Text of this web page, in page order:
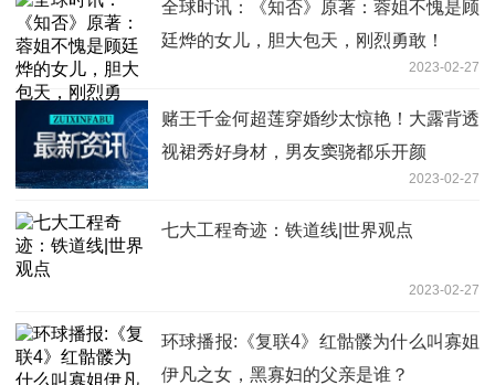
全球时讯：《知否》原著：蓉姐不愧是顾
廷烨的女儿，胆大包天，刚烈勇敢！
2023-02-27
赌王千金何超莲穿婚纱太惊艳！大露背透
视裙秀好身材，男友窦骁都乐开颜
2023-02-27
七大工程奇迹：铁道线|世界观点
2023-02-27
环球播报:《复联4》红骷髅为什么叫寡姐
伊凡之女，黑寡妇的父亲是谁？